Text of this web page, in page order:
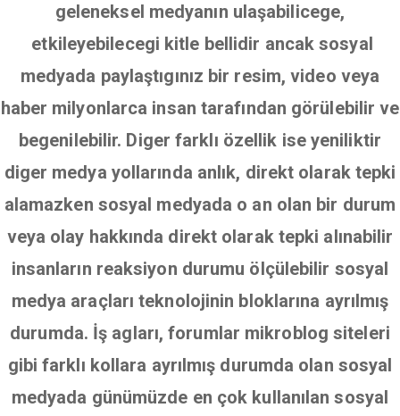
geleneksel medyanın ulaşabilicege,
etkileyebilecegi kitle bellidir ancak sosyal
medyada paylaştıgınız bir resim, video veya
haber milyonlarca insan tarafından görülebilir ve
begenilebilir. Diger farklı özellik ise yeniliktir
diger medya yollarında anlık, direkt olarak tepki
alamazken sosyal medyada o an olan bir durum
veya olay hakkında direkt olarak tepki alınabilir
insanların reaksiyon durumu ölçülebilir sosyal
medya araçları teknolojinin bloklarına ayrılmış
durumda. İş agları, forumlar mikroblog siteleri
gibi farklı kollara ayrılmış durumda olan sosyal
medyada günümüzde en çok kullanılan sosyal